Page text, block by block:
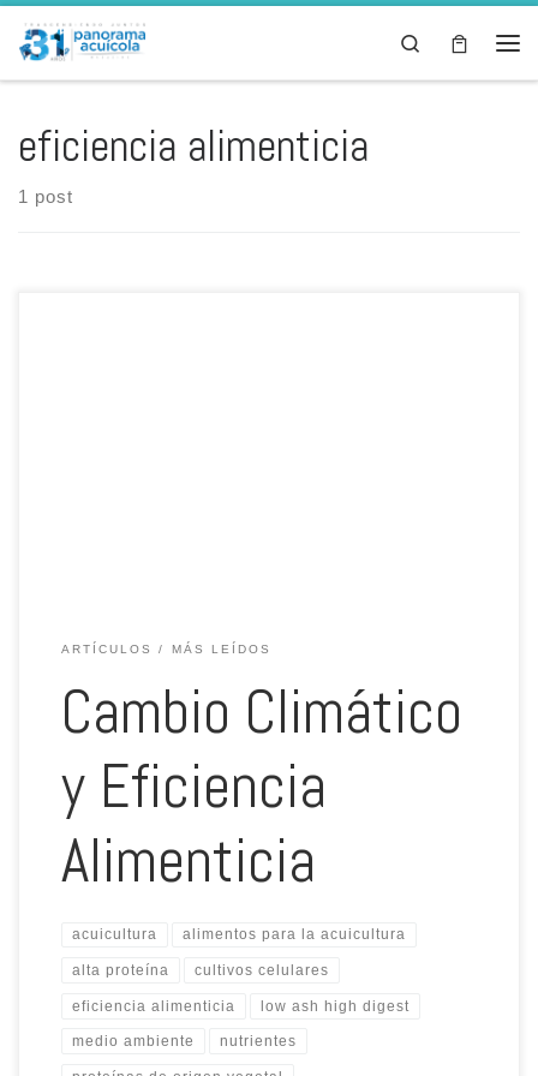
Skip to content
Search
eficiencia alimenticia
1 post
ARTÍCULOS MÁS LEÍDOS
Cambio Climático
y Eficiencia
Alimenticia
acuicultura alimentos para la acuicultura
alta proteína cultivos celulares
eficiencia alimenticia low ash high digest
medio ambiente nutrientes